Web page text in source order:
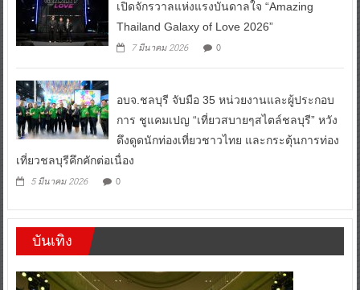
เปิดจักรวาลแห่งแรงบันดาลใจ “Amazing
Thailand Galaxy of Love 2026”
7 มีนาคม 2026 0
อบจ.ชลบุรี จับมือ 35 หน่วยงานและผู้ประกอบ
การ ชูแคมเปญ “เที่ยวสบายๆสไตล์ชลบุรี” หวัง
ดึงดูดนักท่องเที่ยวชาวไทย และกระตุ้นการท่อง
เที่ยวชลบุรีคึกคักต่อเนื่อง
5 มีนาคม 2026 0
บันเทิง